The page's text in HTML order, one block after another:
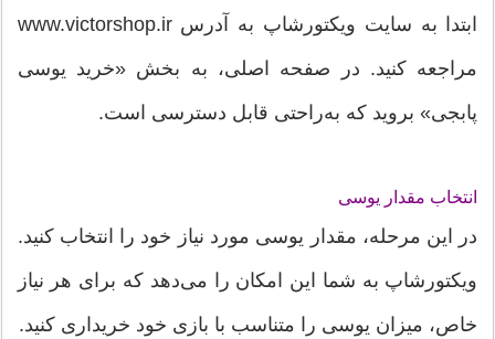
ابتدا به سایت ویکتورشاپ به آدرس www.victorshop.ir
مراجعه کنید. در صفحه اصلی، به بخش «خرید یوسی
پابجی» بروید که به‌راحتی قابل دسترسی است.
انتخاب مقدار یوسی
در این مرحله، مقدار یوسی مورد نیاز خود را انتخاب کنید.
ویکتورشاپ به شما این امکان را می‌دهد که برای هر نیاز
خاص، میزان یوسی را متناسب با بازی خود خریداری کنید.